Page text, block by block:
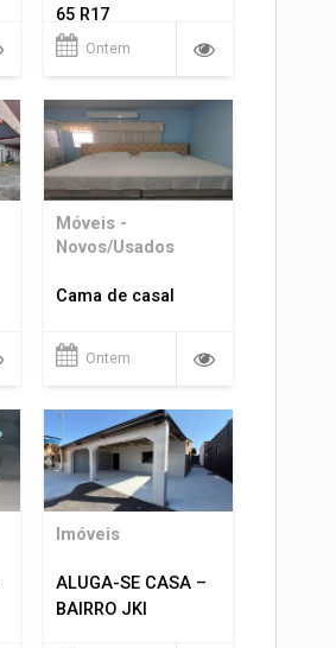
65 R17
Ontem
Móveis -
Novos/Usados
Cama de casal
Ontem
Imóveis
ALUGA-SE CASA –
BAIRRO JKI